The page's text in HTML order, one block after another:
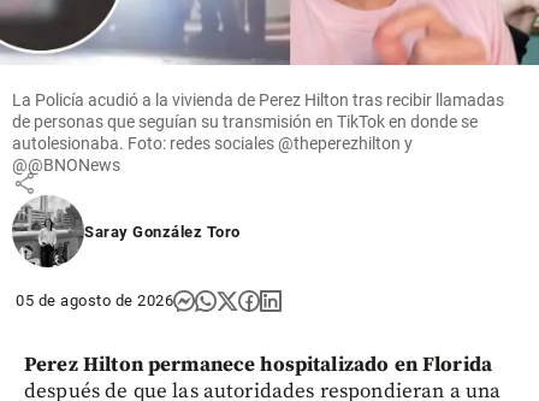
ingresos y
utilidades
récord en
el primer
semestre
de 2026
share
La Policía acudió a la vivienda de Perez Hilton tras recibir llamadas
de personas que seguían su transmisión en TikTok en donde se
autolesionaba. Foto: redes sociales @theperezhilton y
@@BNONews
Saray González Toro
05 de agosto de 2026
Perez Hilton permanece hospitalizado en Florida
después de que las autoridades respondieran a una